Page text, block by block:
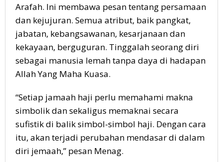
Arafah. Ini membawa pesan tentang persamaan
dan kejujuran. Semua atribut, baik pangkat,
jabatan, kebangsawanan, kesarjanaan dan
kekayaan, berguguran. Tinggalah seorang diri
sebagai manusia lemah tanpa daya di hadapan
Allah Yang Maha Kuasa.
“Setiap jamaah haji perlu memahami makna
simbolik dan sekaligus memaknai secara
sufistik di balik simbol-simbol haji. Dengan cara
itu, akan terjadi perubahan mendasar di dalam
diri jemaah,” pesan Menag.